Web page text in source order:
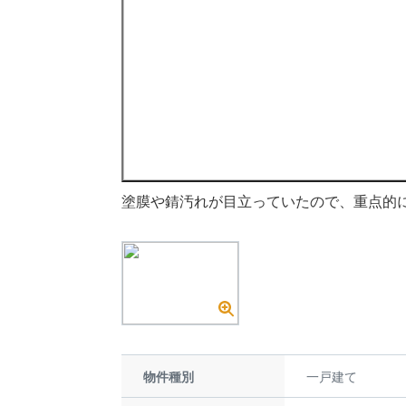
塗膜や錆汚れが目立っていたので、重点的
物件種別 一戸建て